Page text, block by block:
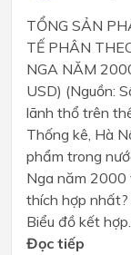
TỔNG SẢN
TẾ PHÂN
NGA NĂM
USD) (Nguồn:
lãnh thổ trên
Thống kê, Hà
phẩm trong
Nga năm 2000
thích hợp nhất?
Biểu đồ kết
Đọc tiếp